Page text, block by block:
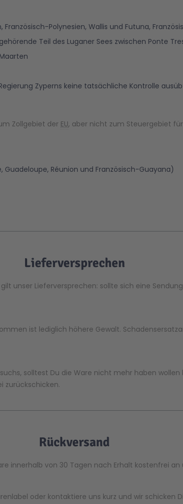
Polynesien, Wallis und Futuna,
Teil des Luganer Sees zwischen Ponte
Zyperns keine tatsächliche Kontrolle
Zollgebiet der EU, aber nicht zum Steuergebiet
Réunion und Französisch-Guayana)
Lieferversprechen
unser Lieferversprechen: sollte sich eine
ist lediglich höhere Gewalt.
solltest Du die Ware nicht mehr haben
zurückschicken.
Rückversand
innerhalb von 30 Tagen nach Erhalt kostenfrei an
oder kontaktiere uns kurz und wir schicken